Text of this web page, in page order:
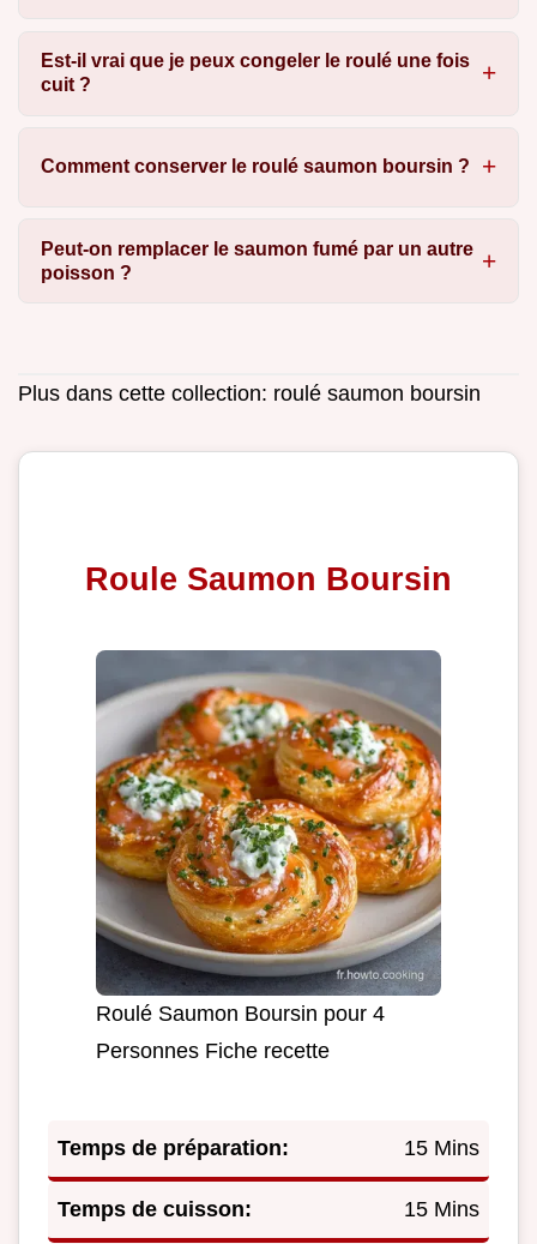
Est-il vrai que je peux congeler le roulé une fois
cuit ?
Comment conserver le roulé saumon boursin ?
Peut-on remplacer le saumon fumé par un autre
poisson ?
Plus dans cette collection: roulé saumon boursin
Roule Saumon Boursin
Roulé Saumon Boursin pour 4
Personnes Fiche recette
Temps de préparation: 15 Mins
Temps de cuisson: 15 Mins